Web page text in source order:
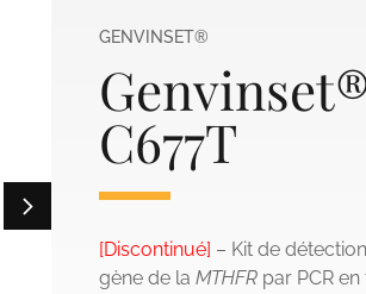
GENVINSET®
C677T
[Discontinué] – Kit de
gène de la MTHFR par PCR